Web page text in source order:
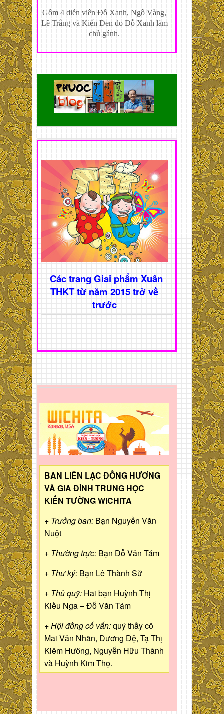
Gồm 4 diễn viên Đỗ Xanh, Ngô Vàng,
Lê Trắng và Kiến Đen do Đỗ Xanh làm
chủ gánh.
Các trang Giai phẩm Xuân
THKT từ năm 2015 trở về
trước
BAN LIÊN LẠC ĐỒNG HƯƠNG
VÀ GIA ĐÌNH TRUNG HỌC
KIẾN TƯỜNG WICHITA
+ Trưởng ban: Bạn Nguyễn Văn
Nuột
+ Thường trực: Bạn Đỗ Văn Tám
+ Thư ký: Bạn Lê Thành Sử
+ Thủ quỹ: Hai bạn Huỳnh Thị
Kiều Nga – Đỗ Văn Tám
+ Hội đồng cố vấn:quý thầy cô
Mai Văn Nhãn, Dương Đệ, Tạ Thị
Kiêm Hường, Nguyễn Hữu Thành
và Huỳnh Kim Thọ.